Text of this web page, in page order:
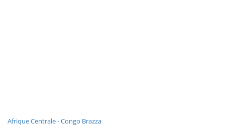
Afrique Centrale - Congo Brazza